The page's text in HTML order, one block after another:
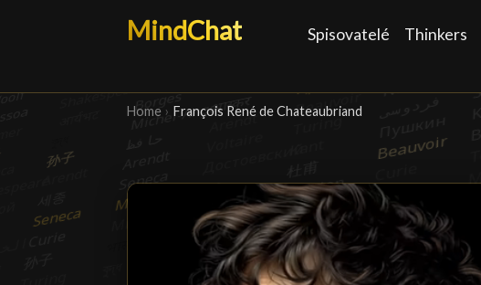
MindChat Spisovatelé Thinkers
Home › François René de Chateaubriand